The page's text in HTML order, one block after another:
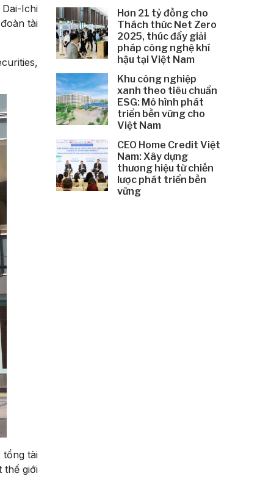
Ichi
tài
tổng tài
thế giới
Hơn 21 tỷ đồng cho
Thách thức Net Zero
2025, thúc đẩy giải
pháp công nghệ khí
hậu tại Việt Nam
Khu công nghiệp
xanh theo tiêu chuẩn
ESG: Mô hình phát
triển bền vững cho
Việt Nam
CEO Home Credit Việt
Nam: Xây dựng
thương hiệu từ chiến
lược phát triển bền
vững